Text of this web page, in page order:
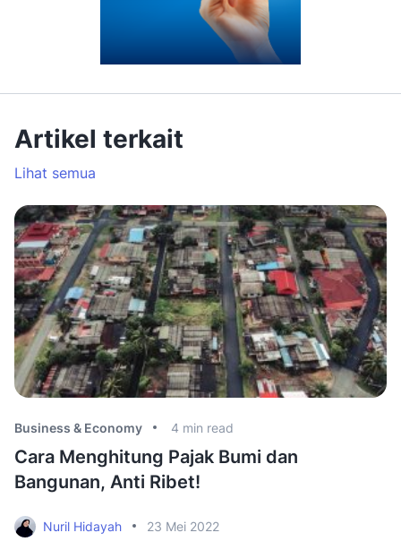
Artikel terkait
Lihat semua
Business & Economy 4 min read
Cara Menghitung Pajak Bumi dan
Bangunan, Anti Ribet!
Nuril Hidayah 23 Mei 2022